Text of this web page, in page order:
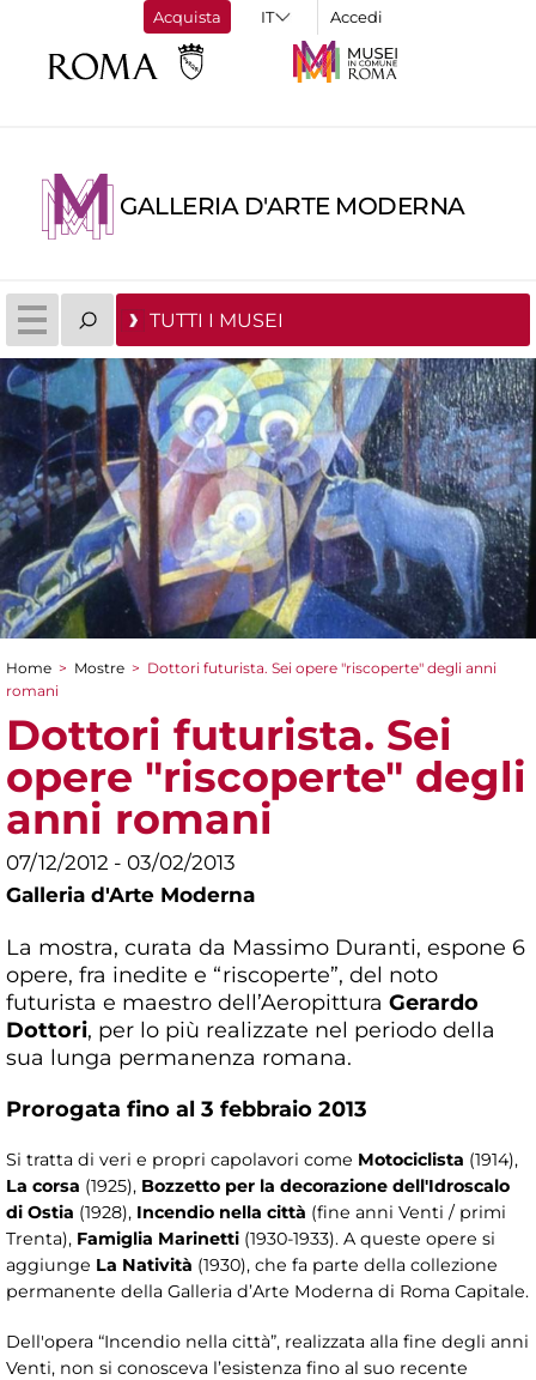
Acquista Accedi
GALLERIA D'ARTE MODERNA
TUTTI I MUSEI
Tu sei qui
Home > Mostre > Dottori futurista. Sei opere "riscoperte" degli anni
romani
Dottori futurista. Sei
opere "riscoperte" degli
anni romani
07/12/2012 - 03/02/2013
Galleria d'Arte Moderna
La mostra, curata da Massimo Duranti, espone 6
opere, fra inedite e “riscoperte”, del noto
futurista e maestro dell’Aeropittura Gerardo
Dottori, per lo più realizzate nel periodo della
sua lunga permanenza romana.
Prorogata fino al 3 febbraio 2013
Si tratta di veri e propri capolavori come Motociclista (1914),
La corsa (1925), Bozzetto per la decorazione dell'Idroscalo
di Ostia (1928), Incendio nella città (fine anni Venti / primi
Trenta), Famiglia Marinetti (1930-1933). A queste opere si
aggiunge La Natività (1930), che fa parte della collezione
permanente della Galleria d’Arte Moderna di Roma Capitale.
Dell'opera “Incendio nella città”, realizzata alla fine degli anni
Venti, non si conosceva l’esistenza fino al suo recente